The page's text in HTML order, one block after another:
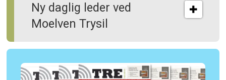
Ny daglig leder ved
Moelven Trysil